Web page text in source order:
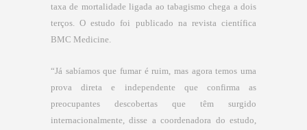
taxa de mortalidade ligada ao tabagismo chega a dois
terços. O estudo foi publicado na revista científica
BMC Medicine.
“Já sabíamos que fumar é ruim, mas agora temos uma
prova direta e independente que confirma as
preocupantes descobertas que têm surgido
internacionalmente, disse a coordenadora do estudo,